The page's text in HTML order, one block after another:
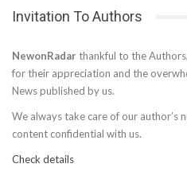
Invitation To Authors
NewonRadar thankful to the
for their appreciation and the
News published by us.
We always take care of our author’s
content confidential with us.
Check details